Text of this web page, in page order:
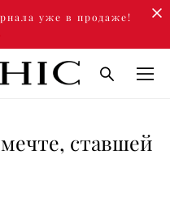
уже в продаже!
ставшей